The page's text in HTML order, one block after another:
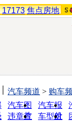
17173 焦点房地
汽车图
片
汽车报
价
违章查
车型对
汽车频道 > 购车